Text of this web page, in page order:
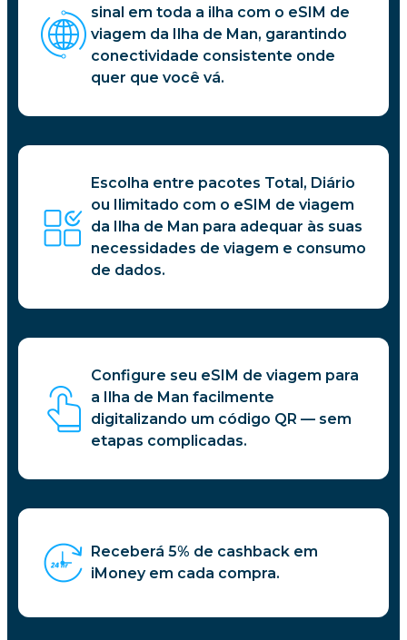
sinal em toda a ilha com o eSIM de
viagem da Ilha de Man, garantindo
conectividade consistente onde
quer que você vá.
Escolha entre pacotes Total, Diário
ou Ilimitado com o eSIM de viagem
da Ilha de Man para adequar às suas
necessidades de viagem e consumo
de dados.
Configure seu eSIM de viagem para
a Ilha de Man facilmente
digitalizando um código QR — sem
etapas complicadas.
Receberá 5% de cashback em
iMoney em cada compra.